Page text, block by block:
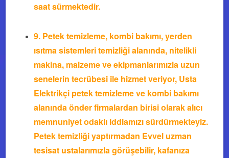
saat sürmektedir.
9. Petek temizleme, kombi bakımı, yerden
ısıtma sistemleri temizliği alanında, nitelikli
makina, malzeme ve ekipmanlarımızla uzun
senelerin tecrübesi ile hizmet veriyor, Usta
Elektrikçi petek temizleme ve kombi bakımı
alanında önder firmalardan birisi olarak alıcı
memnuniyet odaklı iddiamızı sürdürmekteyiz.
Petek temizliği yaptırmadan Evvel uzman
tesisat ustalarımızla görüşebilir, kafanıza